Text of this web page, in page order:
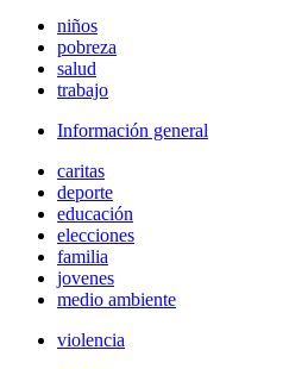
niños
pobreza
salud
trabajo
Información general
caritas
deporte
educación
elecciones
familia
jovenes
medio ambiente
violencia